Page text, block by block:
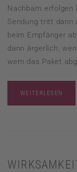
Nachbarn erfolgen
Sendung tritt dann
beim Empfänger
dann ärgerlich,
wem das Paket
WEITERLESEN